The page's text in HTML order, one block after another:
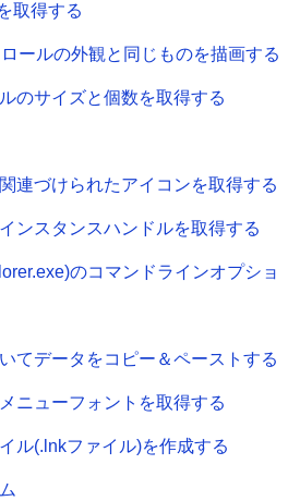
取得する
ールの外観と同じものを描画する
のサイズと個数を取得する
連づけられたアイコンを取得する
ンスタンスハンドルを取得する
のコマンドラインオプショ
てデータをコピー＆ペーストする
ニューフォントを取得する
ル(.lnkファイル)を作成する